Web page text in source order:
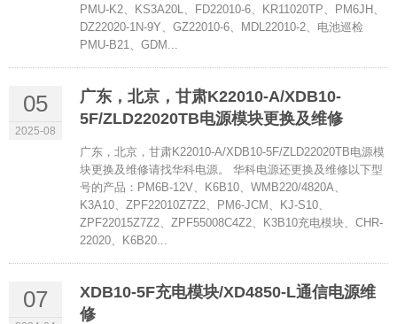
PMU-K2、KS3A20L、FD22010-6、KR11020TP、PM6JH、
DZ22020-1N-9Y、GZ22010-6、MDL22010-2、电池巡检
PMU-B21、GDM...
05
2025-08
广东，北京，甘肃K22010-A/XDB10-
5F/ZLD22020TB电源模块更换及维修
广东，北京，甘肃K22010-A/XDB10-5F/ZLD22020TB电源模
块更换及维修请找华科电源。 华科电源还更换及维修以下型
号的产品：PM6B-12V、K6B10、WMB220/4820A、
K3A10、ZPF22010Z7Z2、PM6-JCM、KJ-S10、
ZPF22015Z7Z2、ZPF55008C4Z2、K3B10充电模块、CHR-
22020、K6B20...
07
XDB10-5F充电模块/XD4850-L通信电源维
修